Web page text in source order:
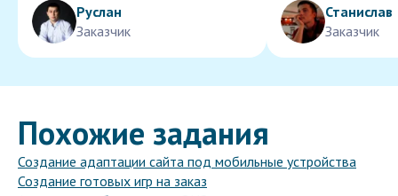
Руслан
Заказчик
Станислав
Заказчик
Похожие задания
Создание адаптации сайта под мобильные устройства
Создание готовых игр на заказ